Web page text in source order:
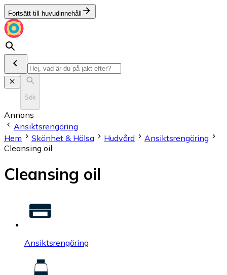
Fortsätt till huvudinnehåll
Sök
Annons
Ansiktsrengöring
Hem
Skönhet & Hälsa Hudvård
Ansiktsrengöring
Cleansing oil
Cleansing oil
Ansiktsrengöring